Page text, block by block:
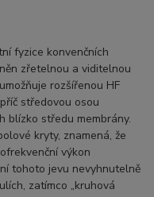
fyzice konvenčních
zřetelnou a viditelnou
rozšířenou HF
středovou osou
blízko středu membrány.
kryty, znamená, že
výkon
tohoto jevu nevyhnutelně
zatímco „kruhová